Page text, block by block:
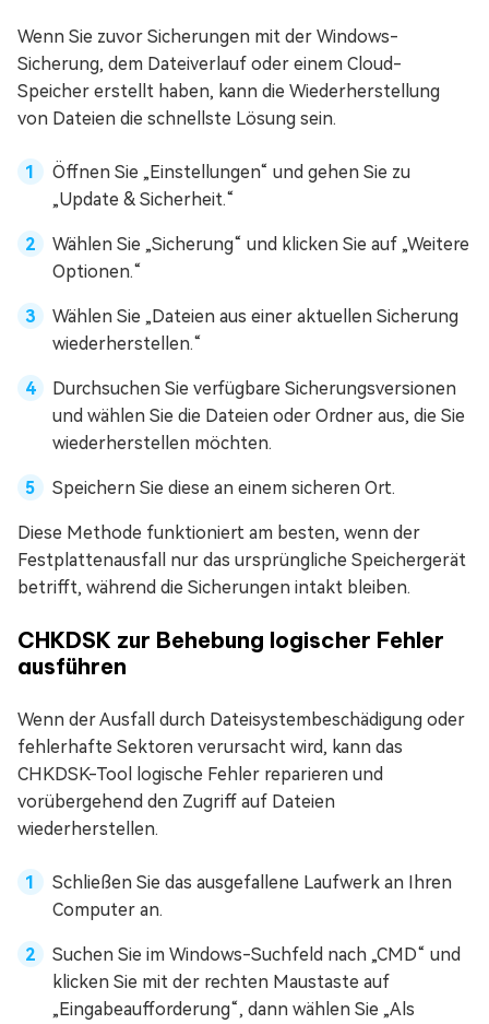
Wenn Sie zuvor Sicherungen mit der Windows-
Sicherung, dem Dateiverlauf oder einem Cloud-
Speicher erstellt haben, kann die Wiederherstellung
von Dateien die schnellste Lösung sein.
Öffnen Sie „Einstellungen“ und gehen Sie zu
„Update & Sicherheit.“
Wählen Sie „Sicherung“ und klicken Sie auf „Weitere
Optionen.“
Wählen Sie „Dateien aus einer aktuellen Sicherung
wiederherstellen.“
Durchsuchen Sie verfügbare Sicherungsversionen
und wählen Sie die Dateien oder Ordner aus, die Sie
wiederherstellen möchten.
Speichern Sie diese an einem sicheren Ort.
Diese Methode funktioniert am besten, wenn der
Festplattenausfall nur das ursprüngliche Speichergerät
betrifft, während die Sicherungen intakt bleiben.
CHKDSK zur Behebung logischer Fehler
ausführen
Wenn der Ausfall durch Dateisystembeschädigung oder
fehlerhafte Sektoren verursacht wird, kann das
CHKDSK-Tool logische Fehler reparieren und
vorübergehend den Zugriff auf Dateien
wiederherstellen.
Schließen Sie das ausgefallene Laufwerk an Ihren
Computer an.
Suchen Sie im Windows-Suchfeld nach „CMD“ und
klicken Sie mit der rechten Maustaste auf
„Eingabeaufforderung“, dann wählen Sie „Als